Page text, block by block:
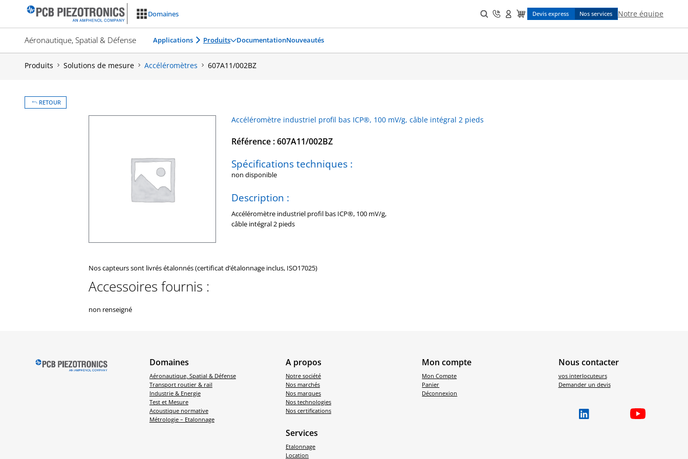
Domaines
Search
for:
Devis express Nos services Notre équipe
Aéronautique, Spatial & Défense Applications Produits DocumentationNouveautés
Produits Solutions de mesure Accéléromètres 607A11/002BZ
RETOUR
Accéléromètre industriel profil bas ICP®, 100 mV/g, câble intégral 2 pieds
Référence : 607A11/002BZ
Spécifications techniques :
non disponible
Description :
Accéléromètre industriel profil bas ICP®, 100 mV/g,
câble intégral 2 pieds
Nos capteurs sont livrés étalonnés (certificat d’étalonnage inclus, ISO17025)
Accessoires fournis :
non renseigné
Domaines
Aéronautique, Spatial & Défense
Transport routier & rail
Industrie & Energie
Test et Mesure
Acoustique normative
Métrologie – Etalonnage
A propos
Notre société
Nos marchés
Nos marques
Nos technologies
Nos certifications
Services
Etalonnage
Location
Mon compte
Mon Compte
Panier
Déconnexion
Nous contacter
vos interlocuteurs
Demander un devis